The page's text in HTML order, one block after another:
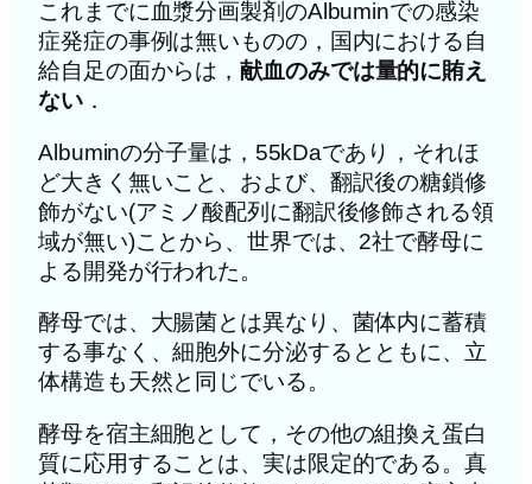
これまでに血漿分画製剤のAlbuminでの感染
症発症の事例は無いものの，国内における自
給自足の面からは，献血のみでは量的に賄え
ない．
Albuminの分子量は，55kDaであり，それほ
ど大きく無いこと、および、翻訳後の糖鎖修
飾がない(アミノ酸配列に翻訳後修飾される領
域が無い)ことから、世界では、2社で酵母に
よる開発が行われた。
酵母では、大腸菌とは異なり、菌体内に蓄積
する事なく、細胞外に分泌するとともに、立
体構造も天然と同じでいる。
酵母を宿主細胞として，その他の組換え蛋白
質に応用することは、実は限定的である。真